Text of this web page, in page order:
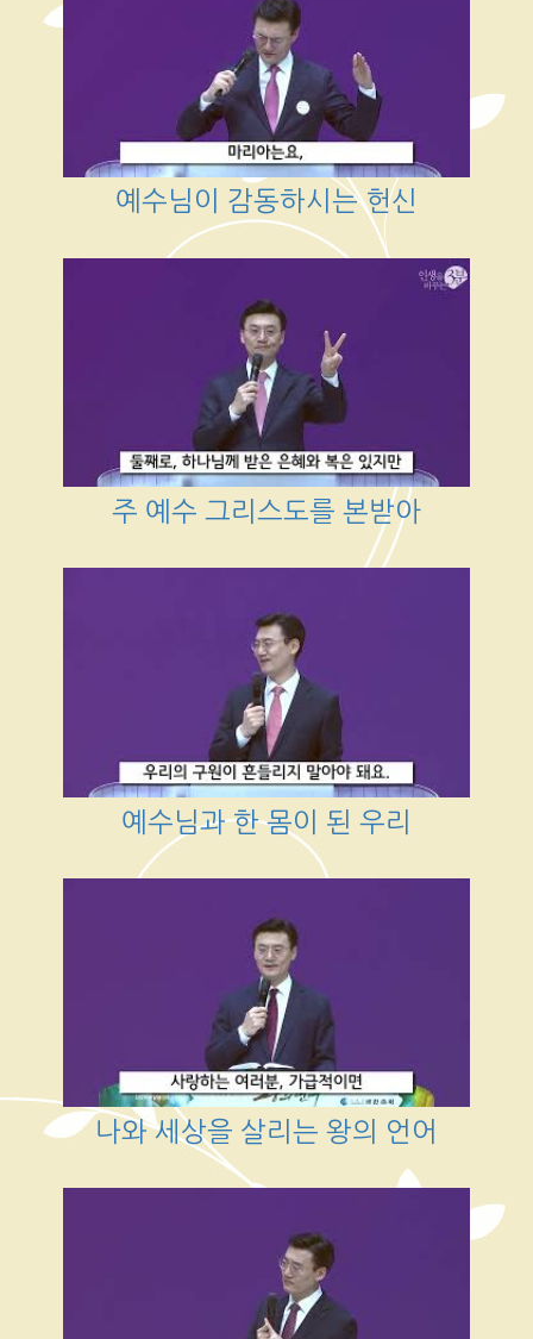
예수님이 감동하시는 헌신
주 예수 그리스도를 본받아
예수님과 한 몸이 된 우리
나와 세상을 살리는 왕의 언어